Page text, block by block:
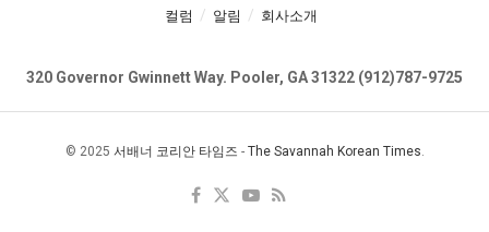
컬럼
알림 회사소개
320 Governor Gwinnett Way. Pooler, GA 31322 (912)787-9725
© 2025 서배너 코리안 타임즈 - The Savannah Korean Times